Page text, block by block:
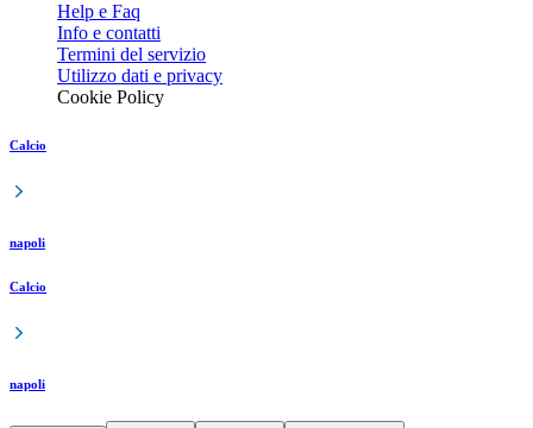
Help e Faq
Info e contatti
Termini del servizio
Utilizzo dati e privacy
Cookie Policy
Calcio
napoli
Calcio
napoli